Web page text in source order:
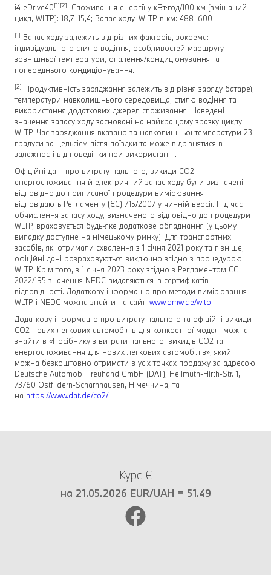
i4 eDrive40[1][2]: Споживання енергії у кВт⋅год/100 км (змішаний
цикл, WLTP): 18,7–15,4; Запас ходу, WLTP в км: 488–600
[1] Запас ходу залежить від різних факторів, зокрема:
індивідуального стилю водіння, особливостей маршруту,
зовнішньої температури, опалення/кондиціонування та
попереднього кондиціонування.
[2] Продуктивність заряджання залежить від рівня заряду батареї,
температури навколишнього середовища, стилю водіння та
використання додаткових джерел споживання. Наведені
значення запасу ходу засновані на найкращому зразку циклу
WLTP. Час заряджання вказано за навколишньої температури 23
градуси за Цельсієм після поїздки та може відрізнятися в
залежності від поведінки при використанні.
Офіційні дані про витрату пального, викиди CO2,
енергоспоживання й електричний запас ходу були визначені
відповідно до приписаної процедури вимірювання і
відповідають Регламенту (ЄС) 715/2007 у чинній версії. Під час
обчислення запасу ходу, визначеного відповідно до процедури
WLTP, враховується будь-яке додаткове обладнання (у цьому
випадку доступне на німецькому ринку). Для транспортних
засобів, які отримали схвалення з 1 січня 2021 року та пізніше,
офіційні дані розраховуються виключно згідно з процедурою
WLTP. Крім того, з 1 січня 2023 року згідно з Регламентом ЄС
2022/195 значення NEDC видаляються із сертифікатів
відповідності. Додаткову інформацію про методи вимірювання
WLTP і NEDC можна знайти на сайті www.bmw.de/wltp
Додаткову інформацію про витрату пального та офіційні викиди
CO2 нових легкових автомобілів для конкретної моделі можна
знайти в «Посібнику з витрати пального, викидів CO2 та
енергоспоживання для нових легкових автомобілів», який
можна безкоштовно отримати в усіх точках продажу за адресою
Deutsche Automobil Treuhand GmbH (DAT), Hellmuth-Hirth-Str. 1,
73760 Ostfildern-Scharnhausen, Німеччина, та
на https://www.dat.de/co2/.
Курс €
на 21.05.2026 EUR/UAH = 51.49